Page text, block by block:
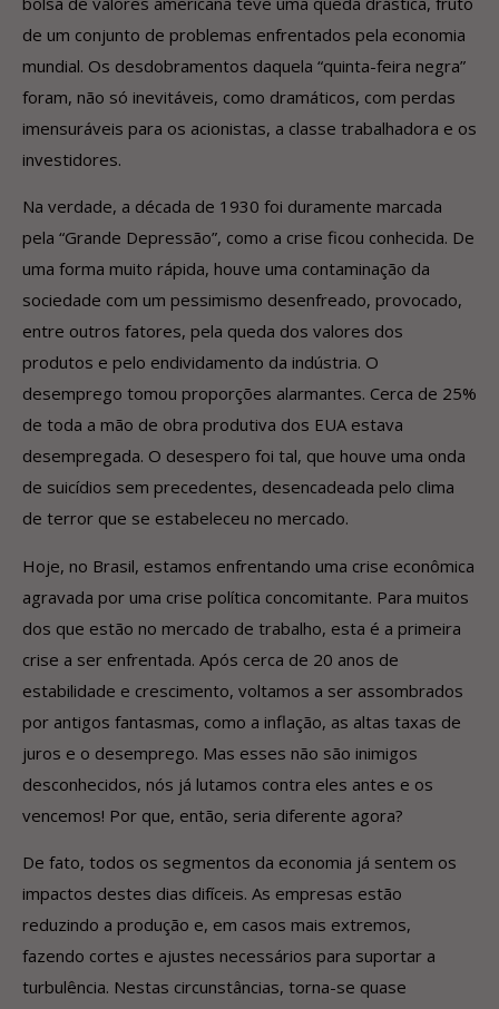
de um conjunto de problemas enfrentados pela economia
mundial. Os desdobramentos daquela “quinta-feira negra”
foram, não só inevitáveis, como dramáticos, com perdas
imensuráveis para os acionistas, a classe trabalhadora e os
investidores.
Na verdade, a década de 1930 foi duramente marcada
pela “Grande Depressão”, como a crise ficou conhecida. De
uma forma muito rápida, houve uma contaminação da
sociedade com um pessimismo desenfreado, provocado,
entre outros fatores, pela queda dos valores dos
produtos e pelo endividamento da indústria. O
desemprego tomou proporções alarmantes. Cerca de 25%
de toda a mão de obra produtiva dos EUA estava
desempregada. O desespero foi tal, que houve uma onda
de suicídios sem precedentes, desencadeada pelo clima
de terror que se estabeleceu no mercado.
Hoje, no Brasil, estamos enfrentando uma crise econômica
agravada por uma crise política concomitante. Para muitos
dos que estão no mercado de trabalho, esta é a primeira
crise a ser enfrentada. Após cerca de 20 anos de
estabilidade e crescimento, voltamos a ser assombrados
por antigos fantasmas, como a inflação, as altas taxas de
juros e o desemprego. Mas esses não são inimigos
desconhecidos, nós já lutamos contra eles antes e os
vencemos! Por que, então, seria diferente agora?
De fato, todos os segmentos da economia já sentem os
impactos destes dias difíceis. As empresas estão
reduzindo a produção e, em casos mais extremos,
fazendo cortes e ajustes necessários para suportar a
turbulência. Nestas circunstâncias, torna-se quase